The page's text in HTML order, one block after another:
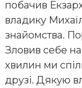
побачив
владику
знайомства.
Зловив себе
хвилин ми
друзі. Дякую